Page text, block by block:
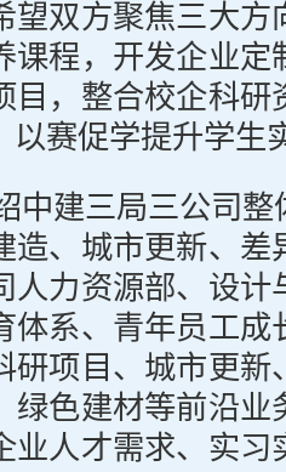
望双方聚焦三大方
课程，开发企业定
目，整合校企科研
以赛促学提升学生
中建三局三公司
造、城市更新、差
人力资源部、设计
体系、青年员工成
研项目、城市更新
绿色建材等前沿业
业人才需求、实习